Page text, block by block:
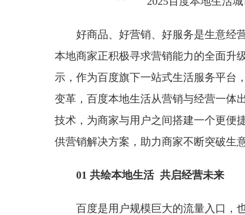
好商品、好营销、好服务是生意经
本地商家正积极寻求营销能力的全面升
示，作为百度旗下一站式生活服务平台
变革，百度本地生活从营销与经营一体
技术，为商家与用户之间搭建一个更便
供营销解决方案，助力商家不断突破生意
01 共绘本地生活 共启经营未来
百度是用户规模巨大的流量入口，